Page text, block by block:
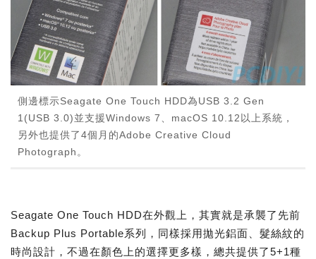
側邊標示Seagate One Touch HDD為USB 3.2 Gen
1(USB 3.0)並支援Windows 7、macOS 10.12以上系統，
另外也提供了4個月的Adobe Creative Cloud
Photograph。
Seagate One Touch HDD在外觀上，其實就是承襲了先前
Backup Plus Portable系列，同樣採用拋光鋁面、髮絲紋的
時尚設計，不過在顏色上的選擇更多樣，總共提供了5+1種